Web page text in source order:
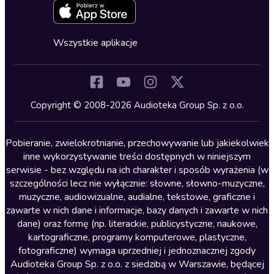
Kryminały
Lektury szkolne
Literatura anglojęzyczna
Literatura faktu
Literatura obyczajowa
Literatura piękna obca
Literatura piękna polska
Nagrania relaksacyjne
Nauka języków
Zapowiedzi
Cykle audiobooków
Wszystkie aplikacje
Copyright © 2008-2026 Audioteka Group Sp. z o.o.
Pobieranie, zwielokrotnianie, przechowywanie lub jakiekolwiek
inne wykorzystywanie treści dostępnych w niniejszym
serwisie - bez względu na ich charakter i sposób wyrażenia (w
szczególności lecz nie wyłącznie: słowne, słowno-muzyczne,
muzyczne, audiowizualne, audialne, tekstowe, graficzne i
zawarte w nich dane i informacje, bazy danych i zawarte w nich
dane) oraz formę (np. literackie, publicystyczne, naukowe,
kartograficzne, programy komputerowe, plastyczne,
fotograficzne) wymaga uprzedniej i jednoznacznej zgody
Audioteka Group Sp. z o.o. z siedzibą w Warszawie, będącej